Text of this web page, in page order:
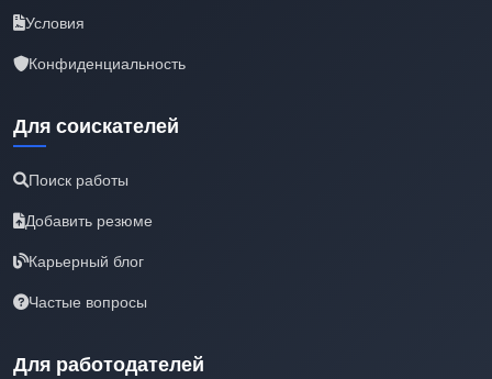
Условия
Конфиденциальность
Для соискателей
Поиск работы
Добавить резюме
Карьерный блог
Частые вопросы
Для работодателей